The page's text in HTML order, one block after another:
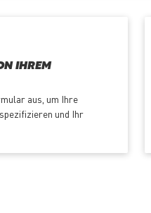
IHREM
aus, um Ihre
und Ihr